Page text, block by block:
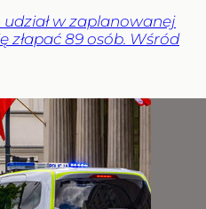
w zaplanowanej
złapać 89 osób. Wśród